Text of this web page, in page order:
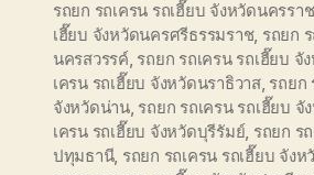
รถยก รถเครน รถเฮี๊ยบ จังหวัดนครรา
เฮี๊ยบ จังหวัดนครศรีธรรมราช, รถยก
นครสวรรค์, รถยก รถเครน รถเฮี๊ยบ
เครน รถเฮี๊ยบ จังหวัดนราธิวาส, รถยก
จังหวัดน่าน, รถยก รถเครน รถเฮี๊ยบ จั
เครน รถเฮี๊ยบ จังหวัดบุรีรัมย์, รถยก ร
ปทุมธานี, รถยก รถเครน รถเฮี๊ยบ จัง